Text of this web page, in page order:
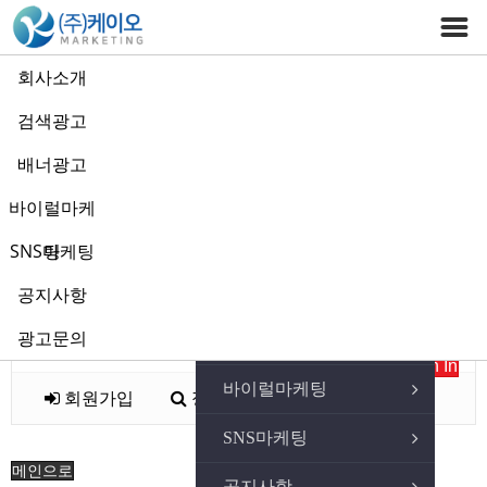
바이럴마케팅
SNS마케팅
회사소개
검색광고
배너광고
바이럴마케
팅
SNS마케팅
공지사항
광고문의
Login
아이디
자동로그인
Sign In
회원가입 정보찾기
메인으로